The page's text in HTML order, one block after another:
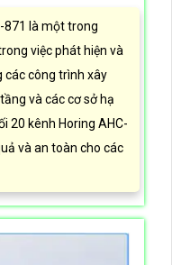
871 là một trong
việc phát hiện và
các công trình xây
và các cơ sở hạ
20 kênh Horing AHC-
và an toàn cho các